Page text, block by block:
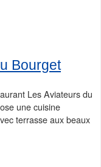
Bourget
Les Aviateurs du
une cuisine
terrasse aux beaux